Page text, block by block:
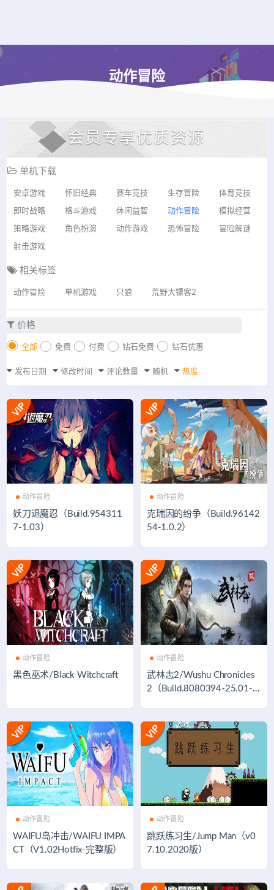
动作冒险
会员专享优质资源
单机下载
安卓游戏 怀旧经典 赛车竞技 生存冒险 体育竞技
即时战略 格斗游戏 休闲益智 动作冒险 模拟经营
策略游戏 角色扮演 动作游戏 恐怖冒险 冒险解谜
射击游戏
相关标签
动作冒险 单机游戏 只狼 荒野大镖客2
价格
全部 免费 付费 钻石免费 钻石优惠
发布日期 修改时间 评论数量 随机 热度
动作冒险
妖刀退魔忍（Build.954311
7-1.03）
动作冒险
克瑞因的纷争（Build.96142
54-1.0.2）
动作冒险
黑色巫术/Black Witchcraft
动作冒险
武林志2/Wushu Chronicles
2（Build.8080394-25.01-2
动作冒险
WAIFU岛冲击/WAIFU IMPA
CT（V1.02Hotfix-完整版）
动作冒险
跳跃练习生/Jump Man（v0
7.10.2020版）